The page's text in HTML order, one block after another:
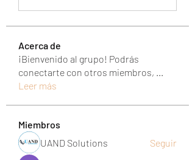
Acerca de
¡Bienvenido al grupo! Podrás
conectarte con otros miembros, ...
Leer más
Miembros
UAND Solutions
Seguir